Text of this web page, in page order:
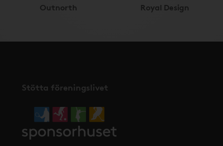
Outnorth Royal Design
Stötta föreningslivet